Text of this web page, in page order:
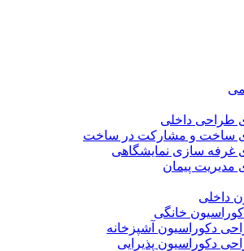
طراحی داخلی
ساخت و مشارکت در ساخت
غرفه سازی نمایشگاهی
مدیریت پیمان
داخلی
خانگی
دکوراسیون آشپزخانه
دکوراسیون پذیرایی